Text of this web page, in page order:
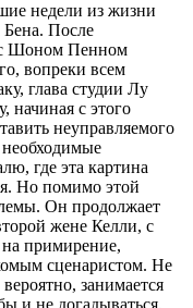
недели из жизни
Бена. После
с Шоном Пенном
вопреки всем
глава студии Лу
начиная с этого
неуправляемого
где эта картина
Но помимо этой
Он продолжает
жене Келли, с
на примирение,
сценаристом. Не
занимается